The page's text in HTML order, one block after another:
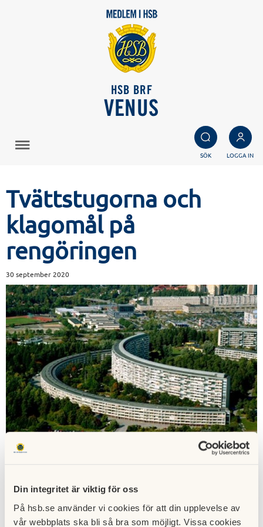
Din integritet är viktig för oss
På hsb.se använder vi cookies för att din upplevelse av
vår webbplats ska bli så bra som möjligt. Vissa cookies
HSB BRF
VENUS
SÖK LOGGA IN
Tvättstugorna och
klagomål på
rengöringen
30 september 2020
bristande städning. Med tanke på att det finns 27
upplever styrelsen att detta är ett bra betyg i en så pass